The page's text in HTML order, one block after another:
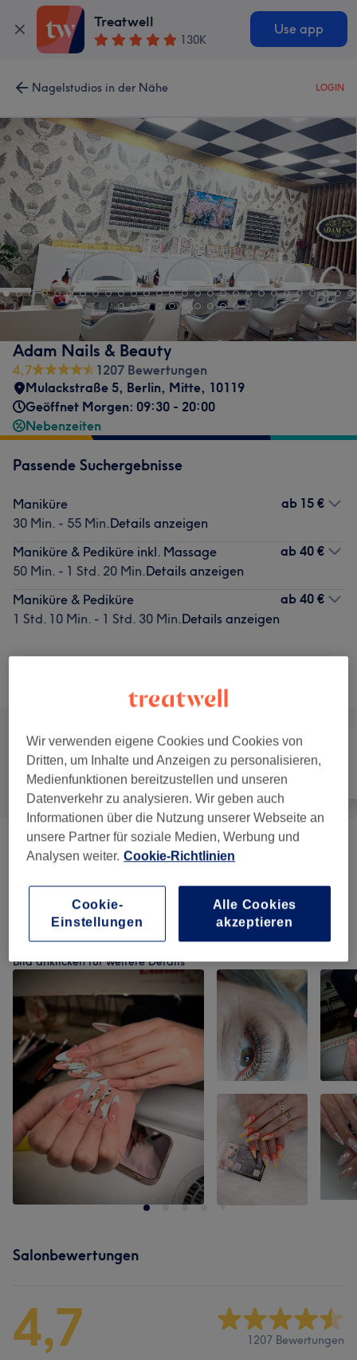
Treatwell
130K
Use app
Nagelstudios in der Nähe LOGIN
Adam Nails & Beauty
4,7
1207 Bewertungen
Mulackstraße 5, Berlin, Mitte, 10119
Geöffnet Morgen: 09:30 - 20:00
Nebenzeiten
Passende Suchergebnisse
Maniküre
30 Min. - 55 Min.Details anzeigen
ab 15 €
Maniküre & Pediküre inkl. Massage
50 Min. - 1 Std. 20 Min.Details anzeigen
ab 40 €
Maniküre & Pediküre
1 Std. 10 Min. - 1 Std. 30 Min.Details anzeigen
ab 40 €
Alle Nägel
Maniküre & Pediküre (8)
Nagelmodellagen (3) ab 5 €
Unsere Arbeit
Bild anklicken für weitere Details
Salonbewertungen
4,7 1207 Bewertungen
Wir verwenden eigene Cookies und Cookies von
Dritten, um Inhalte und Anzeigen zu personalisieren,
Medienfunktionen bereitzustellen und unseren
Datenverkehr zu analysieren. Wir geben auch
Informationen über die Nutzung unserer Webseite an
unsere Partner für soziale Medien, Werbung und
Analysen weiter. Cookie-Richtlinien
Cookie-
Einstellungen
Alle Cookies
akzeptieren